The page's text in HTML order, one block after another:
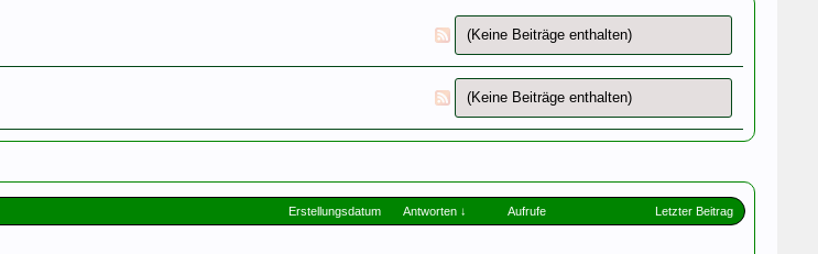
(Keine Beiträge enthalten)
(Keine Beiträge enthalten)
Erstellungsdatum Antworten ↓ Aufrufe Letzter Beitrag